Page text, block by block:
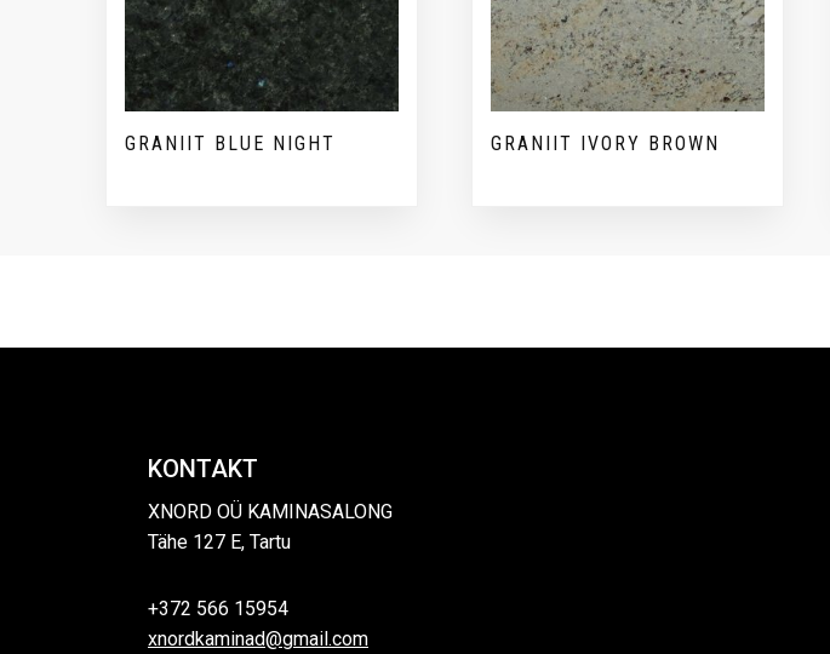
GRANIIT BLUE NIGHT GRANIIT IVORY BROWN
KONTAKT
XNORD OÜ KAMINASALONG
Tähe 127 E, Tartu
+372 566 15954
xnordkaminad@gmail.com